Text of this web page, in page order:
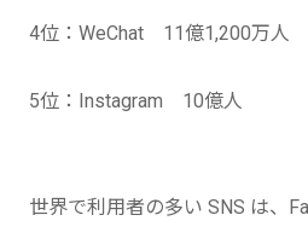
4位：WeChat 11億1,200万人
5位：Instagram 10億人
世界で利用者の多い SNS は、